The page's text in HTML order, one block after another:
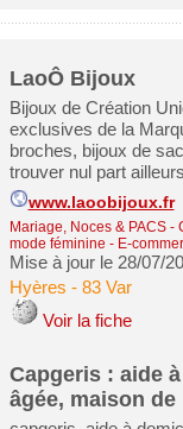
LaoÔ Bijoux
Bijoux de Création
exclusives de la
broches, bijoux de
trouver nul part
www.laoobijoux.fr
Mariage, Noces & PACS-
mode féminine - E-
Mise à jour le 28/07/
Hyères - 83 Var
Voir la fiche
Capgeris : aide
âgée, maison